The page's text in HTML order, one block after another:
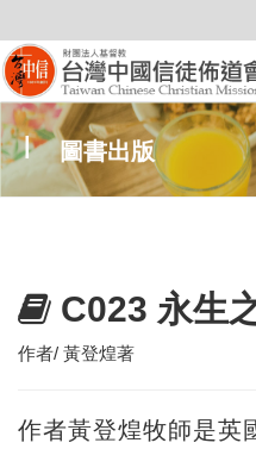
圖書出版
C023 永生
作者/ 黃登煌著
作者黃登煌牧師是英